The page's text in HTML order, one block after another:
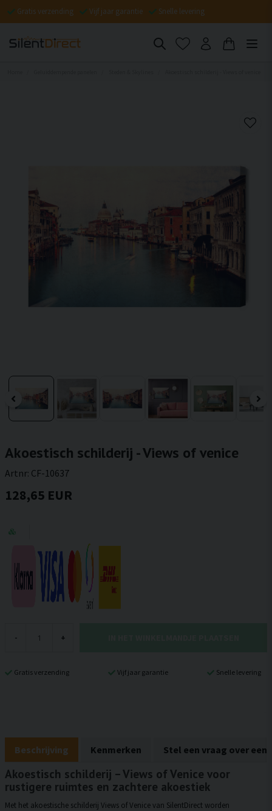
Gratis verzending Vijf jaar garantie Snelle levering
Akoestisch schilderij - Views of venice
Artnr: CF-10637
128,65 EUR
- +
Gratis verzending Vijf jaar garantie Snelle levering
Beschrijving Kenmerken Stel een vraag over een
Akoestisch schilderij – Views of Venice voor
rustigere ruimtes en zachtere akoestiek
Met het akoestische schilderij Views of Venice van SilentDirect worden